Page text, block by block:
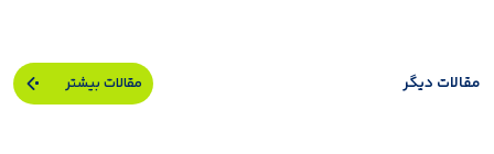
مقالات دیگر مقالات بیشتر